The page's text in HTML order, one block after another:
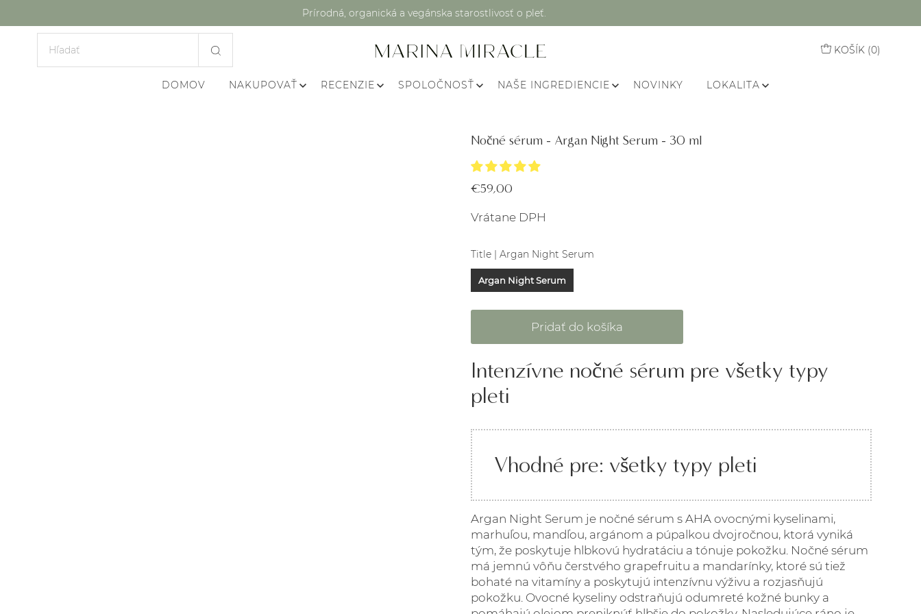
Prírodná, organická a vegánska starostlivosť o pleť.
KOŠÍK (0)
DOMOV NAKUPOVAŤ RECENZIE SPOLOČNOSŤ NAŠE INGREDIENCIE NOVINKY LOKALITA
Nočné sérum - Argan Night Serum - 30 ml
€59,00
Vrátane DPH
Title | Argan Night Serum
Argan Night Serum
Intenzívne nočné sérum pre všetky typy
pleti
Vhodné pre: všetky typy pleti
Argan Night Serum je nočné sérum s AHA ovocnými kyselinami,
marhuľou, mandľou, argánom a púpalkou dvojročnou, ktorá vyniká
tým, že poskytuje hlbkovú hydratáciu a tónuje pokožku. Nočné sérum
má jemnú vôňu čerstvého grapefruitu a mandarínky, ktoré sú tiež
bohaté na vitamíny a poskytujú intenzívnu výživu a rozjasňujú
pokožku. Ovocné kyseliny odstraňujú odumreté kožné bunky a